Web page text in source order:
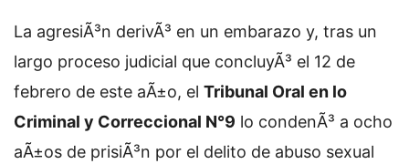
La agresiÃ³n derivÃ³ en un embarazo y, tras un
largo proceso judicial que concluyÃ³ el 12 de
febrero de este aÃ±o, el Tribunal Oral en lo
Criminal y Correccional N°9 lo condenÃ³ a ocho
aÃ±os de prisiÃ³n por el delito de abuso sexual